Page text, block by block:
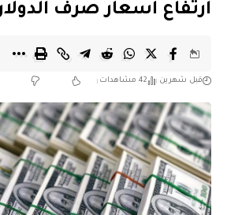
ارتفاع اسعار صرف
قبل شهرين 42 مشاهدات